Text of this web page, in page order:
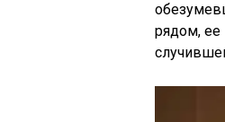
рядом, ее